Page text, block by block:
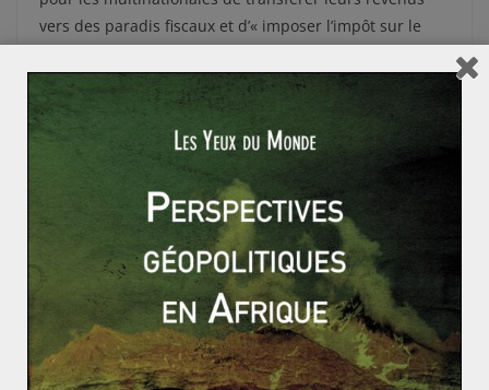
vers des paradis fiscaux et d’« imposer l’impôt sur le
gérée et contrôlée aux Etats-Unis ». Il n’en demeure pas
moins qu’un accord ne saurait être efficace sans
atteindre ces fameux paradis fiscaux et qu’il faudra
plus que l’Europe et les Etats-Unis pour cela.
Visite du premier ministre chinois en Inde : amitié ou
rivalité de deux puissances?
Que reste-il du terrorisme en Occident ?